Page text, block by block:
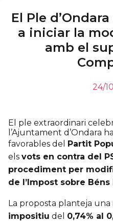
El Ple
a iniciar la
amb el
24/
El ple extraordinari
l’Ajuntament d’Ondara
favorables del Partit
els vots en contra del
procediment per
de l’Impost sobre
La proposta planteja una
impositiu del 0,74% al